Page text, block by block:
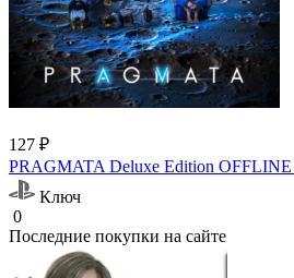
127 ₽
PRAGMATA Deluxe Edition
Ключ
0
Последние покупки на сайте